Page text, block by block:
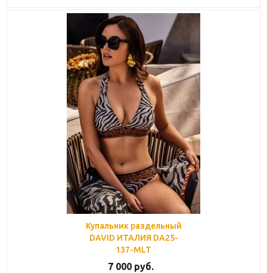
Купальник раздельный
DAVID ИТАЛИЯ DA25-
137-MLT
7 000руб.